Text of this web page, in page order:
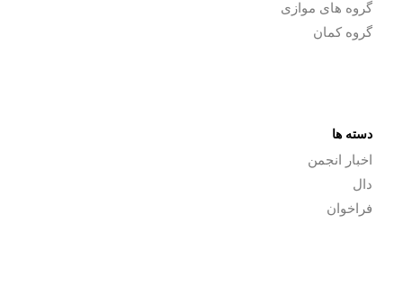
گروه های موازی
گروه کمان
دسته ها
اخبار انجمن
دال
فراخوان